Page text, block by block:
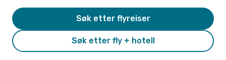
Søk etter fly + hotell
Søk etter flyreiser